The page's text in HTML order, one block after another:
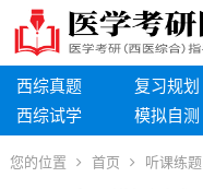
西综真题 复习规划
西综试学
模拟自测
您的位置 首页 听课练题